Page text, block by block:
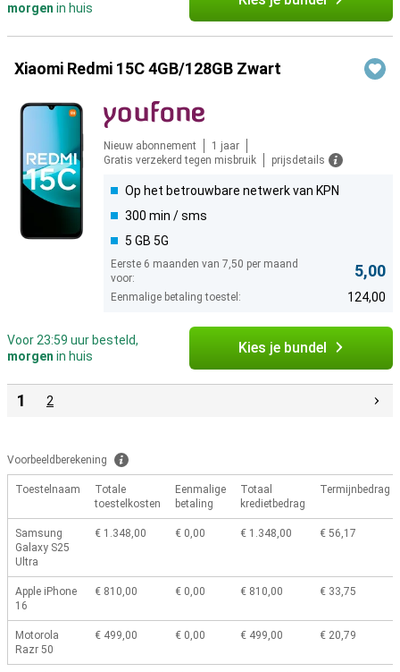
morgen in huis
Xiaomi Redmi 15C 4GB/128GB Zwart
Nieuw abonnement
1 jaar
Gratis verzekerd tegen misbruik
prijsdetails
Op het betrouwbare netwerk van KPN
300 min / sms
5 GB 5G
Eerste 6 maanden van 7,50 per maand
voor:
5,00
Eenmalige betaling toestel: 124,00
Voor 23:59 uur besteld,
morgen in huis Kies je bundel
1 2
Voorbeeldberekening
Toestelnaam
Totale
toestelkosten
Eenmalige
betaling
Totaal
kredietbedrag
Termijnbedrag
Samsung
Galaxy S25
Ultra
€ 1.348,00 € 0,00 € 1.348,00 € 56,17
Apple iPhone
16
€ 810,00 € 0,00 € 810,00 € 33,75
Motorola
Razr 50
€ 499,00 € 0,00 € 499,00 € 20,79